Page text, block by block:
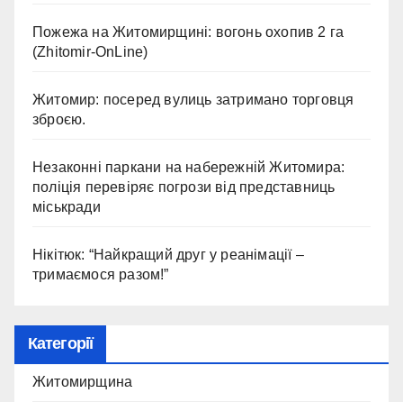
Пожежа на Житомирщині: вогонь охопив 2 га
(Zhitomir-OnLine)
Житомир: посеред вулиць затримано торговця
зброєю.
Незаконні паркани на набережній Житомира:
поліція перевіряє погрози від представниць
міськради
Нікітюк: “Найкращий друг у реанімації –
тримаємося разом!”
Категорії
Житомирщина